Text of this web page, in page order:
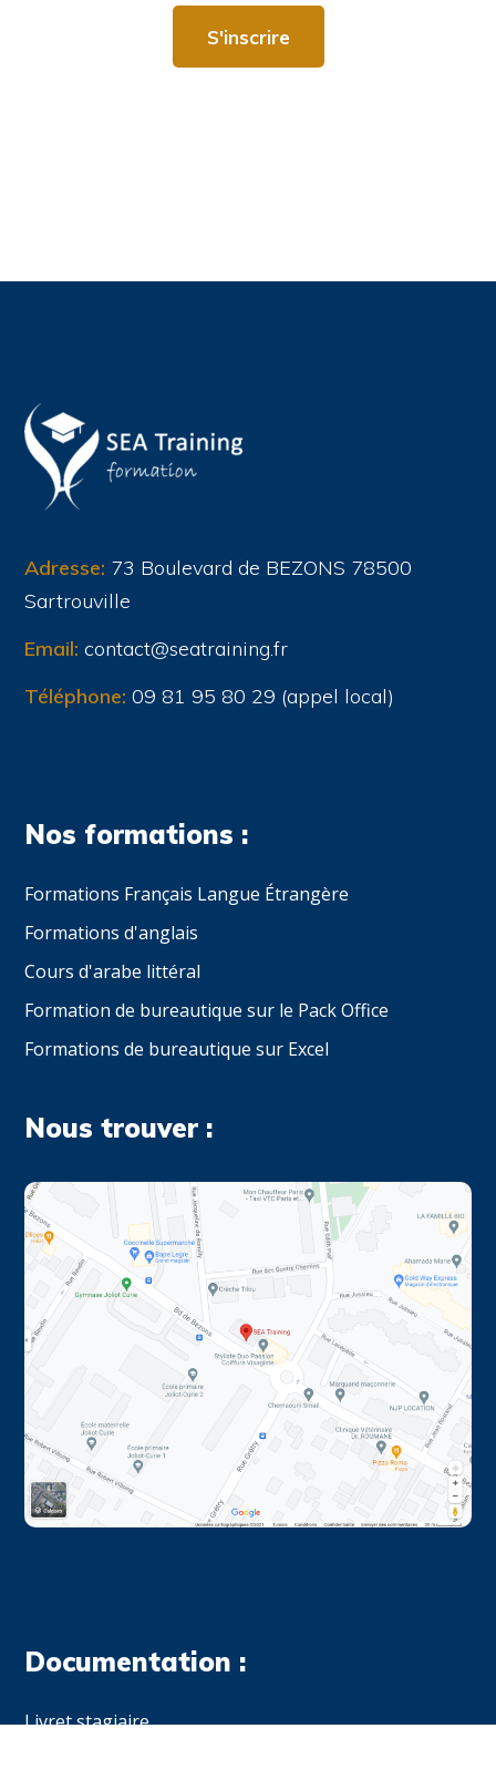
Adresse: 73 Boulevard de BEZONS 78500
Sartrouville
Email: contact@seatraining.fr
Téléphone: 09 81 95 80 29 (appel local)
Nos formations :
Formations Français Langue Étrangère
Formations d'anglais
Cours d'arabe littéral
Formation de bureautique sur le Pack Office
Formations de bureautique sur Excel
Nous trouver :
Documentation :
Livret stagiaire